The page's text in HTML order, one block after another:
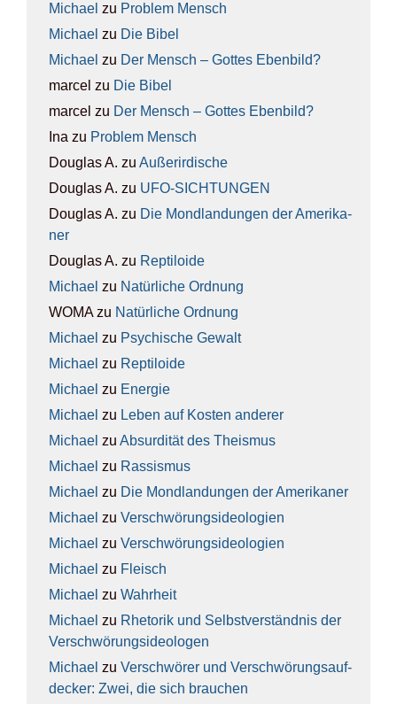
Michael zu Pro­blem Mensch
Michael zu Die Bibel
Michael zu Der Mensch – Got­tes Eben­bild?
marcel zu Die Bibel
marcel zu Der Mensch – Got­tes Eben­bild?
Ina zu Pro­blem Mensch
Douglas A. zu Außer­ir­di­sche
Douglas A. zu UFO-SICH­TUN­GEN
Douglas A. zu Die Mond­lan­dun­gen der Ame­ri­ka­
ner
Douglas A. zu Rep­ti­lo­ide
Michael zu Natür­li­che Ord­nung
WOMAzu Natür­li­che Ord­nung
Michael zu Psy­chi­sche Gewalt
Michael zu Rep­ti­lo­ide
Michael zu Ener­gie
Michael zu Leben auf Kos­ten ande­rer
Michael zu Absur­di­tät des The­is­mus
Michael zu Ras­sis­mus
Michael zu Die Mond­lan­dun­gen der Ame­ri­ka­ner
Michael zu Ver­schwö­rungs­ideo­lo­gien
Michael zu Ver­schwö­rungs­ideo­lo­gien
Michael zu Fleisch
Michael zu Wahr­heit
Michael zu Rhe­to­rik und Selbst­ver­ständ­nis der
Ver­schwö­rungs­ideo­lo­gen
Michael zu Ver­schwö­rer und Ver­schwö­rungs­auf­
de­cker: Zwei, die sich brau­chen